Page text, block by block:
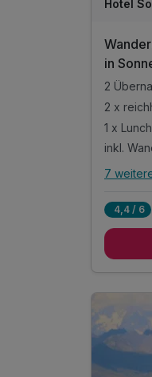
in
2
2 x
1 x
inkl.
Alle
2 x
täglich
mit
7
4,4 / 6